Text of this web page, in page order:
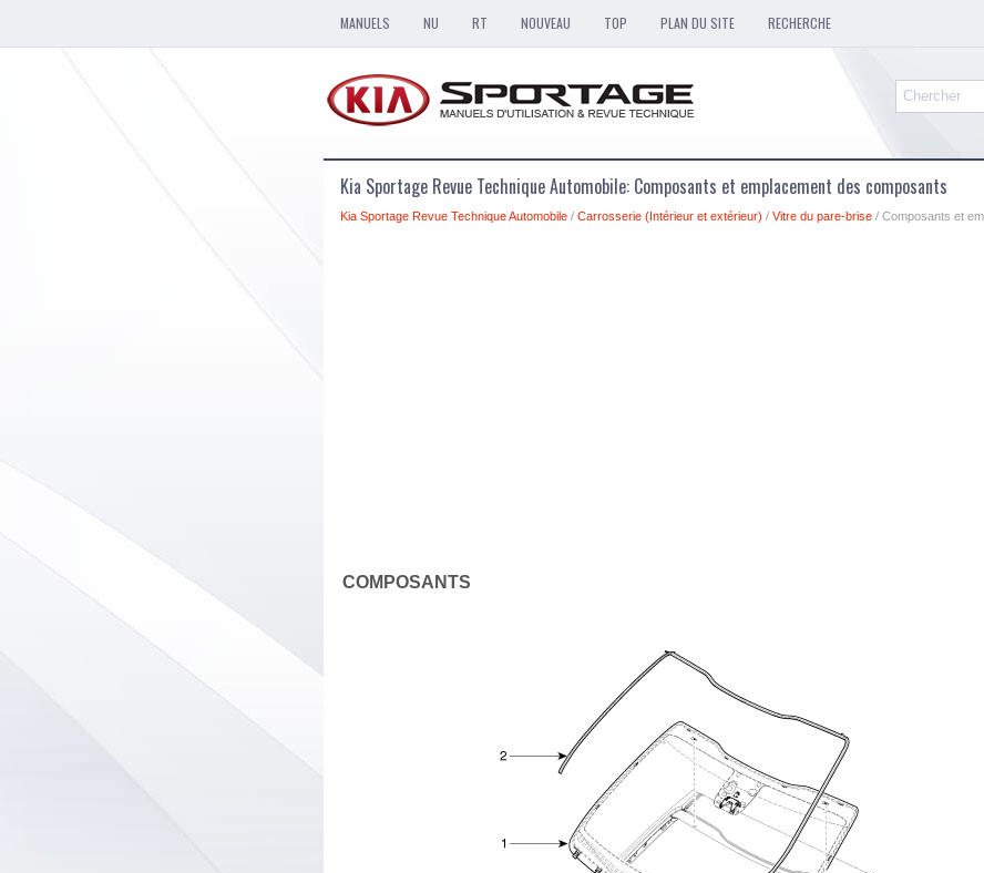
MANUELS NU RT NOUVEAU TOP PLAN DU SITE RECHERCHE
Kia Sportage Revue Technique Automobile: Composants et emplacement des composants
Kia Sportage Revue Technique Automobile / Carrosserie (Intérieur et extérieur) / Vitre du pare-brise / Composants et
COMPOSANTS